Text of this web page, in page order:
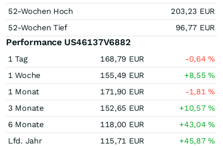
52-Wochen Hoch
203,23 EUR
52-Wochen Tief
96,77 EUR
Performance US46137V6882
1 Tag 168,79 EUR -0,64%
1 Woche
155,49 EUR +8,55%
1 Monat
171,90 EUR -1,81%
3 Monate
152,65 EUR +10,57%
6 Monate
118,00 EUR +43,04%
Lfd. Jahr
115,71 EUR +45,87%